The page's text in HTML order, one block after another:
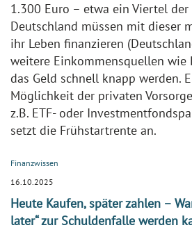
1.300 Euro – etwa ein Viertel
Deutschland müssen mit dieser
ihr Leben finanzieren
weitere Einkommensquellen wie
das Geld schnell knapp werden.
Möglichkeit der privaten
z.B. ETF- oder
setzt die Frühstartrente an.
Finanzwissen
16.10.2025
Heute Kaufen, später zahlen –
later“ zur Schuldenfalle werden